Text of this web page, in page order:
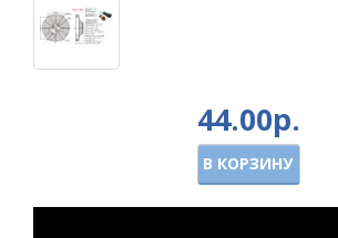
44.00р.
В КОРЗИНУ